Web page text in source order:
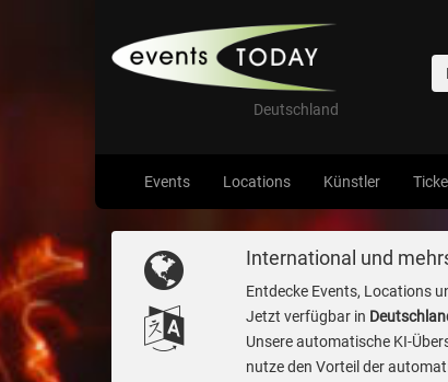
Deutschland
Events Locations Künstler
International und
Entdecke Events, Locations
Jetzt verfügbar in
Unsere automatische KI-
nutze den Vorteil der